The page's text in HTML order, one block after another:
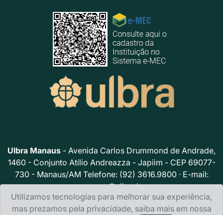
Ulbra Manaus - Avenida Carlos Drummond de Andrade,
1460 - Conjunto Atílio Andreazza - Japiim - CEP 69077-
730 - Manaus/AM Telefone: (92) 3616.9800 · E-mail:
acsmao@ulbra.br
Política de privacidade
Utilizamos tecnologias para melhorar sua experiência,
mas prezamos pela privacidade, saiba mais em nossa